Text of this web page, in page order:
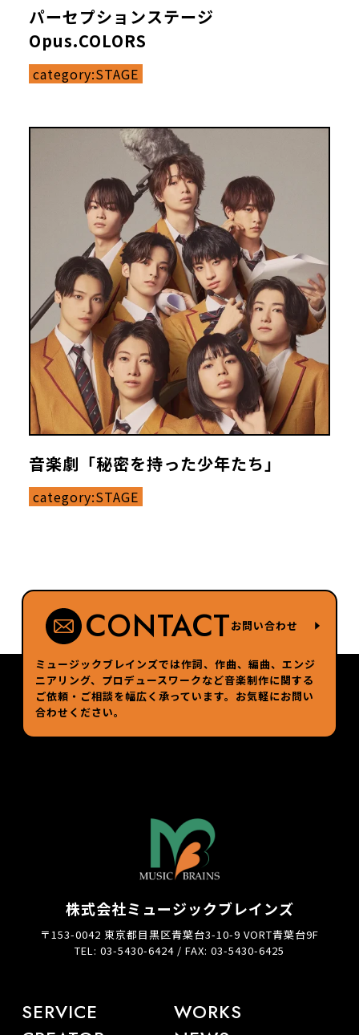
パーセプションステージ
Opus.COLORS
category:STAGE
音楽劇「秘密を持った少年たち」
category:STAGE
CONTACTお問い合わせ
ミュージックブレインズでは作詞、作曲、編曲、エンジ
ニアリング、プロデュースワークなど音楽制作に関する
ご依頼・ご相談を幅広く承っています。お気軽にお問い
合わせください。
株式会社ミュージックブレインズ
〒153-0042 東京都目黒区青葉台3-10-9 VORT青葉台9F
TEL: 03-5430-6424 / FAX: 03-5430-6425
SERVICE
WORKS